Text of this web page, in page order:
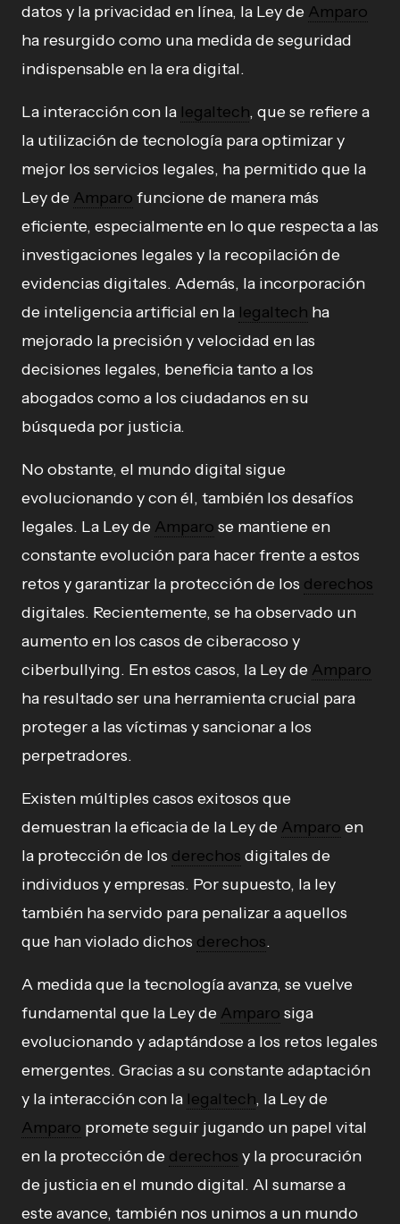
datos y la privacidad en línea, la Ley de Amparo
ha resurgido como una medida de seguridad
indispensable en la era digital.
La interacción con la legaltech, que se refiere a
la utilización de tecnología para optimizar y
mejor los servicios legales, ha permitido que la
Ley de Amparo funcione de manera más
eficiente, especialmente en lo que respecta a las
investigaciones legales y la recopilación de
evidencias digitales. Además, la incorporación
de inteligencia artificial en la legaltech ha
mejorado la precisión y velocidad en las
decisiones legales, beneficia tanto a los
abogados como a los ciudadanos en su
búsqueda por justicia.
No obstante, el mundo digital sigue
evolucionando y con él, también los desafíos
legales. La Ley de Amparo se mantiene en
constante evolución para hacer frente a estos
retos y garantizar la protección de los derechos
digitales. Recientemente, se ha observado un
aumento en los casos de ciberacoso y
ciberbullying. En estos casos, la Ley de Amparo
ha resultado ser una herramienta crucial para
proteger a las víctimas y sancionar a los
perpetradores.
Existen múltiples casos exitosos que
demuestran la eficacia de la Ley de Amparo en
la protección de los derechos digitales de
individuos y empresas. Por supuesto, la ley
también ha servido para penalizar a aquellos
que han violado dichos derechos.
A medida que la tecnología avanza, se vuelve
fundamental que la Ley de Amparo siga
evolucionando y adaptándose a los retos legales
emergentes. Gracias a su constante adaptación
y la interacción con la legaltech, la Ley de
Amparo promete seguir jugando un papel vital
en la protección de derechos y la procuración
de justicia en el mundo digital. Al sumarse a
este avance, también nos unimos a un mundo